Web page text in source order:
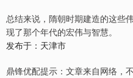
总结来说，隋朝时期建造的这些
现了那个年代的宏伟与智慧。
发布于：天津市
鼎锋优配提示：文章来自网络，